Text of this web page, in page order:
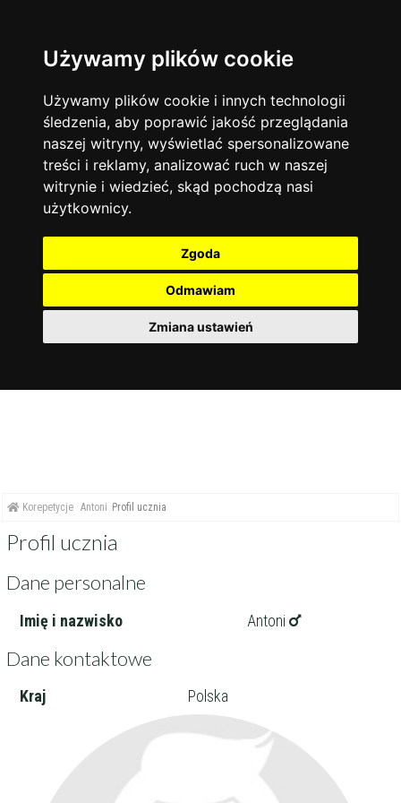
Używamy plików cookie
Używamy plików cookie i innych technologii
śledzenia, aby poprawić jakość przeglądania
naszej witryny, wyświetlać spersonalizowane
treści i reklamy, analizować ruch w naszej
witrynie i wiedzieć, skąd pochodzą nasi
użytkownicy.
Zgoda
Odmawiam
Zmiana ustawień
Język angielski 13744
Matematyka 12928
Chemia 4886
Język niemiecki 4307
Język polski 3426
Fizyka
Język francuski
Warszawa
Korepetycje
Online
14837
Kraków 7753
Wrocław
Łódź 3513
Gdańsk 2075
zakres dni
Wtorek
Środa
Czwartek
Piątek
Sobota
Niedziela
więcej filtrów Filtruj
Korepetycje Antoni Profil ucznia
Profil ucznia
Dane personalne
Imię i nazwisko Antoni
Dane kontaktowe
Kraj Polska